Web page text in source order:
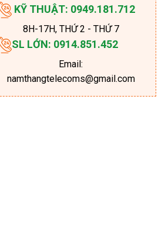
KỸ THUẬT: 0949.181.712
8H-17H, THỨ 2 - THỨ 7
SL LỚN: 0914.851.452
Email:
namthangtelecoms@gmail.com